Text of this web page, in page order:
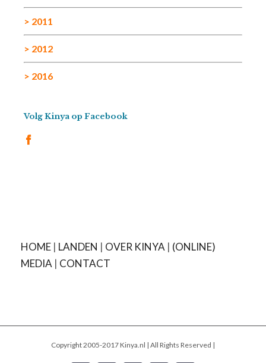
> 2011
> 2012
> 2016
Volg Kinya op Facebook
HOME| LANDEN | OVER KINYA | (ONLINE)
MEDIA | CONTACT
Copyright 2005-2017 Kinya.nl | All Rights Reserved |